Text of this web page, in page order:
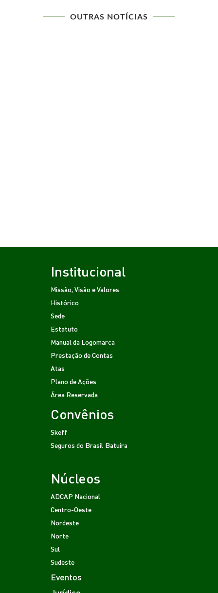
OUTRAS NOTÍCIAS
Institucional
Missão, Visão e Valores
Histórico
Sede
Estatuto
Manual da Logomarca
Prestação de Contas
Atas
Plano de Ações
Área Reservada
Convênios
Skeff
Seguros do Brasil Batuíra
Núcleos
ADCAP Nacional
Centro-Oeste
Nordeste
Norte
Sul
Sudeste
Eventos